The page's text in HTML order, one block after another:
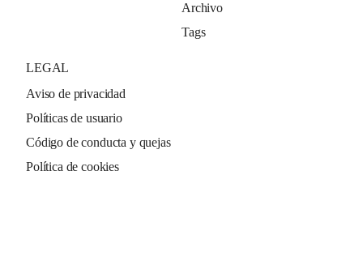
Archivo
Tags
LEGAL
Aviso de privacidad
Políticas de usuario
Código de conducta y quejas
Política de cookies